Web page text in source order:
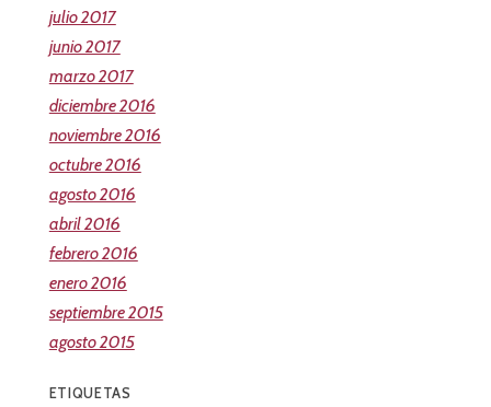
julio 2017
junio 2017
marzo 2017
diciembre 2016
noviembre 2016
octubre 2016
agosto 2016
abril 2016
febrero 2016
enero 2016
septiembre 2015
agosto 2015
ETIQUETAS